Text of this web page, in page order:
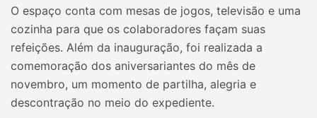
O espaço conta com mesas de jogos, televisão e uma
cozinha para que os colaboradores façam suas
refeições. Além da inauguração, foi realizada a
comemoração dos aniversariantes do mês de
novembro, um momento de partilha, alegria e
descontração no meio do expediente.